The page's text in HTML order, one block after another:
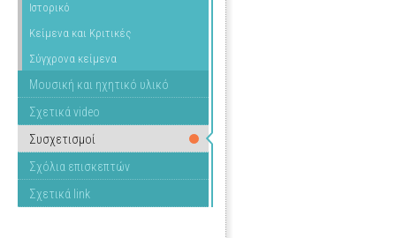
Ιστορικό
Κείμενα και Κριτικές
Σύγχρονα κείμενα
Μουσική και ηχητικό υλικό
Σχετικά video
Συσχετισμοί
Σχόλια επισκεπτών
Σχετικά link